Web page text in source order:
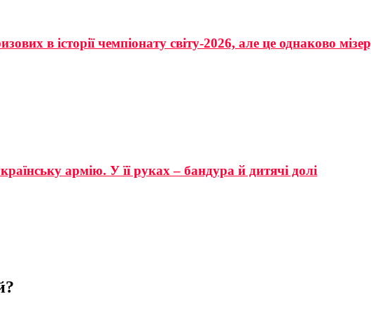
в історії чемпіонату світу-2026, але це однаково
армію. У її руках – бандура й дитячі долі